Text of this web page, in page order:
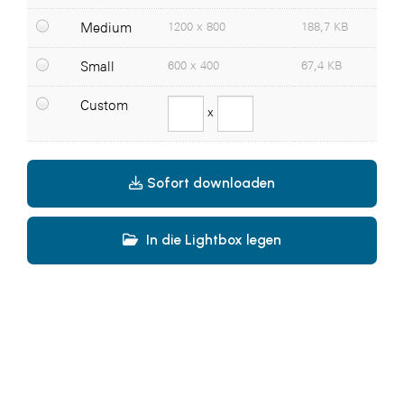
Somfy
Sony DADC
SPIEGLTEC
STIHL Tirol
Trend Micro
WKS Fachgruppe Fahrzeughandel und
Medium 1200 x 800 188,7 KB
Small 600 x 400 67,4 KB
Custom x
Sofort downloaden
In die Lightbox legen